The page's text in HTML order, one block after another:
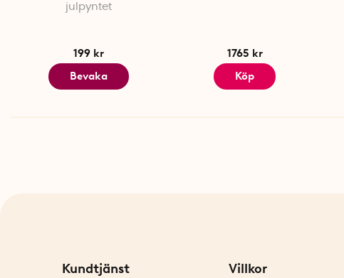
julpyntet
199 kr
Bevaka
1765 kr
Köp
Kundtjänst Villkor